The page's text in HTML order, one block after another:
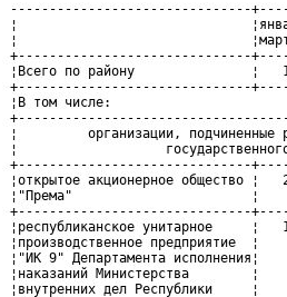
-------------------------------
¦                              ¦январь -
¦                              ¦март
+------------------------------
¦Всего по району               ¦
+------------------------------
¦В том числе:
¦         организации, подчиненные
¦
+------------------------------
¦открытое акционерное общество
¦"Према"                       ¦
+------------------------------
¦республиканское унитарное
¦производственное
¦"ИК 9" Департамента
¦наказаний Министерства
¦внутренних дел